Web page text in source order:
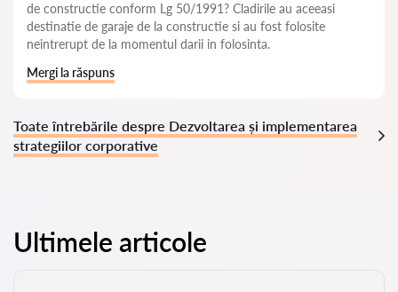
de constructie conform Lg 50/1991? Cladirile au aceeasi
destinatie de garaje de la constructie si au fost folosite
neintrerupt de la momentul darii in folosinta.
Mergi la răspuns
Toate întrebările despre Dezvoltarea și implementarea
strategiilor corporative
Ultimele articole